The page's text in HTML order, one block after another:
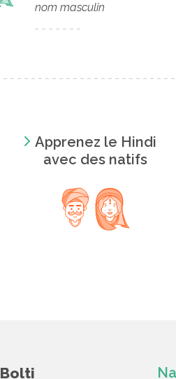
nom masculin
Apprenez le Hindi
avec des natifs
Bolti